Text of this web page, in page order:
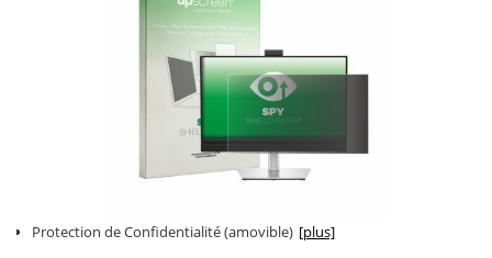
Protection de Confidentialité (amovible) [plus]